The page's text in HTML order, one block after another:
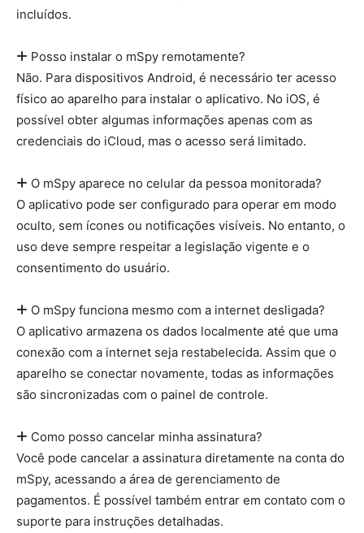
incluídos.
Posso instalar o mSpy remotamente?
Não. Para dispositivos Android, é necessário ter acesso
físico ao aparelho para instalar o aplicativo. No iOS, é
possível obter algumas informações apenas com as
credenciais do iCloud, mas o acesso será limitado.
O mSpy aparece no celular da pessoa monitorada?
O aplicativo pode ser configurado para operar em modo
oculto, sem ícones ou notificações visíveis. No entanto, o
uso deve sempre respeitar a legislação vigente e o
consentimento do usuário.
O mSpy funciona mesmo com a internet desligada?
O aplicativo armazena os dados localmente até que uma
conexão com a internet seja restabelecida. Assim que o
aparelho se conectar novamente, todas as informações
são sincronizadas com o painel de controle.
Como posso cancelar minha assinatura?
Você pode cancelar a assinatura diretamente na conta do
mSpy, acessando a área de gerenciamento de
pagamentos. É possível também entrar em contato com o
suporte para instruções detalhadas.